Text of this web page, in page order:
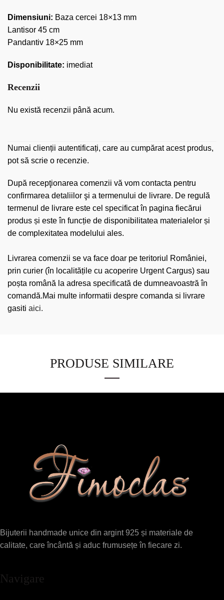
Dimensiuni: Baza cercei 18×13 mm
Lantisor 45 cm
Pandantiv 18×25 mm
Disponibilitate: imediat
Recenzii
Nu există recenzii până acum.
Numai clienții autentificați, care au cumpărat acest produs,
pot să scrie o recenzie.
După recepţionarea comenzii vă vom contacta pentru
confirmarea detaliilor şi a termenului de livrare. De regulă
termenul de livrare este cel specificat în pagina fiecărui
produs și este în funcție de disponibilitatea materialelor și
de complexitatea modelului ales.
Livrarea comenzii se va face doar pe teritoriul României,
prin curier (în localitățile cu acoperire Urgent Cargus) sau
poșta română la adresa specificată de dumneavoastră în
comandă.Mai multe informatii despre comanda si livrare
gasiti aici.
PRODUSE SIMILARE
Bijuterii handmade unice din argint 925 și materiale de
calitate, care încântă și aduc frumusețe în fiecare zi.
Navigare